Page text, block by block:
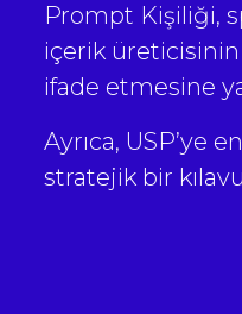
Prompt Kişiliği,
içerik
ifade etmesine
Ayrıca, USP’ye
stratejik bir